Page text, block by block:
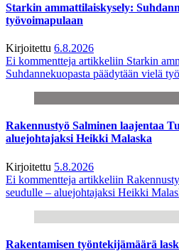
Starkin ammattilaiskysely:
työvoimapulaan
Kirjoitettu 6.8.2026
Ei kommentteja artikkeliin Starkin
Suhdannekuopasta päädytään vielä
Rakennustyö Salminen laajentaa
aluejohtajaksi Heikki Malaska
Kirjoitettu 5.8.2026
Ei kommentteja artikkeliin
seudulle – aluejohtajaksi Heikki
Rakentamisen työntekijämäärä